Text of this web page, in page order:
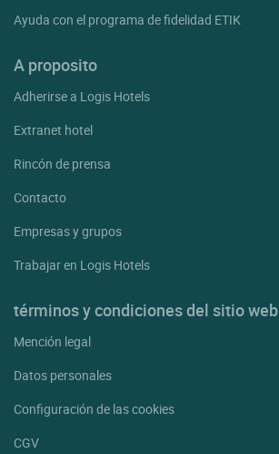
Ayuda con el programa de fidelidad ETIK
A proposito
Adherirse a Logis Hotels
Extranet hotel
Rincón de prensa
Contacto
Empresas y grupos
Trabajar en Logis Hotels
términos y condiciones del sitio web
Mención legal
Datos personales
Configuración de las cookies
CGV